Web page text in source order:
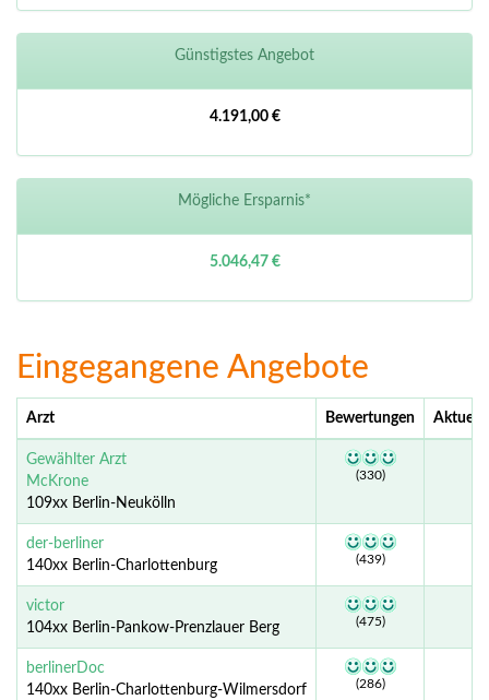
Günstigstes Angebot
4.191,00 €
Mögliche Ersparnis*
5.046,47 €
Eingegangene Angebote
Arzt Bewertungen
Gewählter Arzt
McKrone
109xx Berlin-Neukölln
(330)
der-berliner
140xx Berlin-Charlottenburg
(439)
victor
104xx Berlin-Pankow-Prenzlauer Berg
(475)
berlinerDoc
140xx Berlin-Charlottenburg-Wilmersdorf
(286)